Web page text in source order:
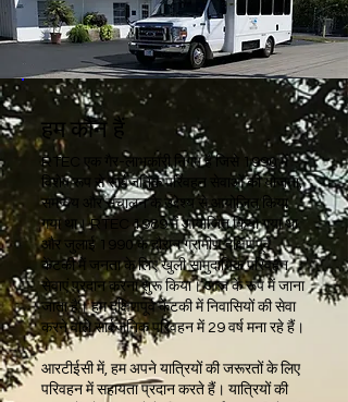
हम कौन हैं
RTEC एक गैर-लाभकारी निगम है जिसे 1990 में
विशेष रूप से सार्वजनिक परिवहन सेवाओं की योजना,
समन्वय और संचालन के उद्देश्य से आयोजित किया
गया था। RTEC 1989 में आयोजित किया गया था
और जुलाई 1990 के दौरान ग्रामीण दक्षिणपूर्व
केंटकी में जनता के लिए खुली सामुदायिक परिवहन
सेवाएं प्रदान करना शुरू किया। आज के रूप में जाना
जाता है। हम दक्षिणपूर्व केंटकी में निवासियों की सेवा
करने वाले सार्वजनिक परिवहन में 29 वर्ष मना रहे हैं।
आरटीईसी में, हम अपने यात्रियों की जरूरतों के लिए
परिवहन में सहायता प्रदान करते हैं। यात्रियों की